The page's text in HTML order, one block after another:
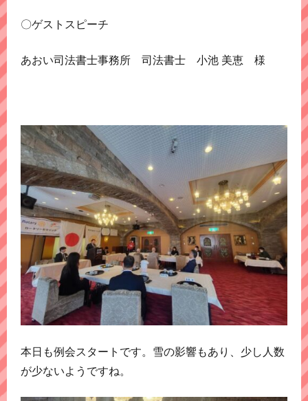
〇ゲストスピーチ
あおい司法書士事務所 司法書士 小池 美恵 様
本日も例会スタートです。雪の影響もあり、少し人数
が少ないようですね。